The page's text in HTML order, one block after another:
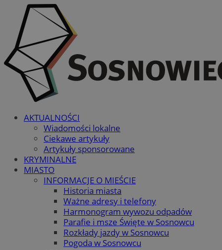
AKTUALNOŚCI
Wiadomości lokalne
Ciekawe artykuły
Artykuły sponsorowane
KRYMINALNE
MIASTO
INFORMACJE O MIEŚCIE
Historia miasta
Ważne adresy i telefony
Harmonogram wywozu odpadów
Parafie i msze Święte w Sosnowcu
Rozkłady jazdy w Sosnowcu
Pogoda w Sosnowcu